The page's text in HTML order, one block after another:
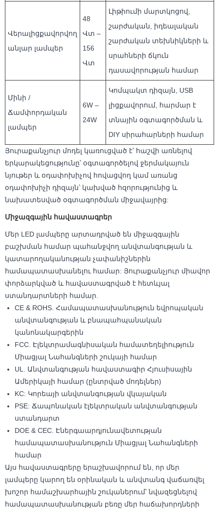
Վերալիցքավորվող
անլար լամպեր
48
Վտ –
156
Վտ
Լիթիումի մարտկոցով,
շարժական, իդեալական
շարժական տեխնիկների և
սրահների ճկուն
դասավորության համար
Մինի /
Ճամփորդական
լամպեր
6W –
24W
Կոմպակտ դիզայն, USB
լիցքավորում, հարմար է
տնային օգտագործման և
DIY սիրահարների համար
Յուրաքանչյուր մոդել կառուցված է՝ հաշվի առնելով
երկարակեցությունը՝ օգտագործելով ջերմակայուն
նյութեր և օդափոխիչով հովացվող կամ առանց
օդափոխիչի դիզայն՝ կախված հզորությունից և
նախատեսված օգտագործման միջավայրից:
Միջազգային հավաստագրեր
Մեր LED լամպերը արտադրված են միջազգային
բաշխման համար պահանջվող անվտանգության և
կատարողականության չափանիշներին
համապատասխանելու համար: Յուրաքանչյուր միավոր
փորձարկված և հավաստագրված է հետևյալ
ստանդարտների համար.
CE & ROHS. Համապատասխանություն եվրոպական
անվտանգության և բնապահպանական
կանոնակարգերին
FCC. Էլեկտրամագնիսական համատեղելիություն
Միացյալ Նահանգների շուկայի համար
UL. Անվտանգության հավաստագիր Հյուսիսային
Ամերիկայի համար (ընտրված մոդելներ)
KC: Կորեայի անվտանգության վկայական
PSE: Ճապոնական էլեկտրական անվտանգության
ստանդարտ
DOE & CEC. Էներգաարդյունավետության
համապատասխանություն Միացյալ Նահանգների
համար
Այս հավաստագրերը երաշխավորում են, որ մեր
լամպերը կարող են օրինական և անվտանգ վաճառվել
խոշոր համաշխարհային շուկաներում՝ նվազեցնելով
համապատասխանության բեռը մեր հաճախորդների